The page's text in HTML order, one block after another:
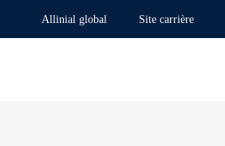
Allinial global Site carrière